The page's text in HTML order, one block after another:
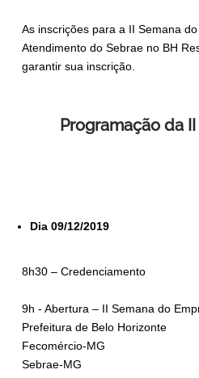
As inscrições para a II Semana
Atendimento do Sebrae no BH
garantir sua inscrição.
Programação da
Dia 09/12/2019
8h30 – Credenciamento
9h - Abertura – II Semana do
Prefeitura de Belo Horizonte
Fecomércio-MG
Sebrae-MG